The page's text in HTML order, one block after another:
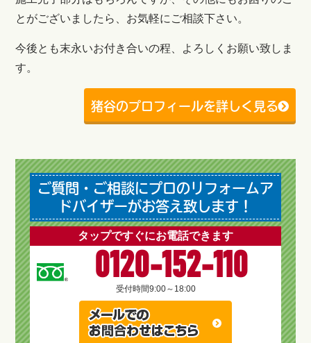
とがございましたら、お気軽にご相談下さい。
今後とも末永いお付き合いの程、よろしくお願い致しま
す。
猪谷のプロフィールを詳しく見る
ご質問・ご相談にプロのリフォームア
ドバイザーがお答え致します！
タップですぐにお電話できます
0120-152-110
受付時間9:00～18:00